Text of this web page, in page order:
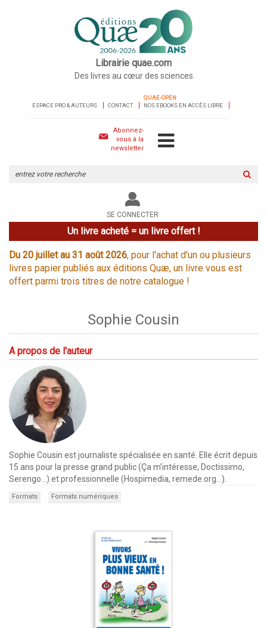
Librairie quae.com
Des livres au cœur des sciences
ESPACE PRO & AUTEURS CONTACT
QUAE-OPEN
NOS EBOOKS EN ACCÈS LIBRE
Abonnez-
vous à la
newsletter
le
site
SE CONNECTER
Un livre acheté = un livre offert !
Du 20 juillet au 31 août 2026, pour l'achat d'un ou plusieurs
livres papier publiés aux éditions Quæ, un livre vous est
offert parmi trois titres de notre catalogue !
Sophie Cousin
A propos de l'auteur
Sophie Cousin est journaliste spécialisée en santé. Elle écrit depuis
15 ans pour la presse grand public (Ça m’intéresse, Doctissimo,
Serengo…) et professionnelle (Hospimedia, remede.org…).
Formats Formats numériques